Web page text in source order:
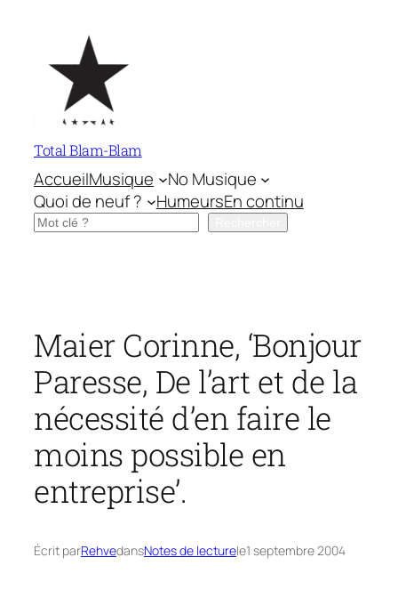
contenu
Total Blam-Blam
AccueilMusique
No Musique
Quoi de neuf ?
HumeursEn continu
Rechercher
Maier Corinne, ‘Bonjour
Paresse, De l’art et de la
nécessité d’en faire le
moins possible en
entreprise’.
Écrit parRehvedansNotes de lecturele1 septembre 2004